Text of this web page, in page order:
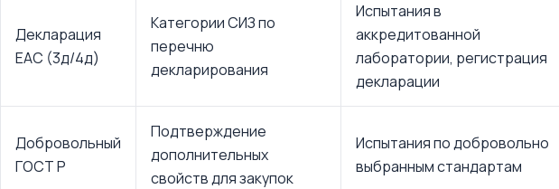
Декларация
EAC (3д/4д)
Категории СИЗ по
перечню
декларирования
Испытания в
аккредитованной
лаборатории, регистрация
декларации
Добровольный
ГОСТ Р
Подтверждение
дополнительных
свойств для закупок
Испытания по добровольно
выбранным стандартам